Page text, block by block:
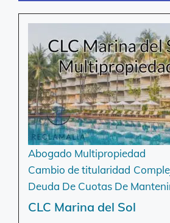
Abogado Multipropiedad
Cambio de titularidad
Deuda De Cuotas De
CLC Marina del Sol